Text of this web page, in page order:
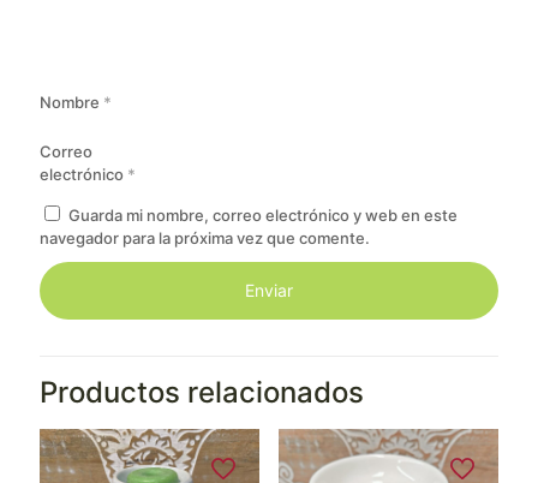
Nombre *
Correo
electrónico *
Guarda mi nombre, correo electrónico y web en este
navegador para la próxima vez que comente.
Productos relacionados